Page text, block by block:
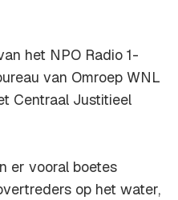
het NPO Radio 1-
van Omroep WNL
Centraal Justitieel
er vooral boetes
op het water,